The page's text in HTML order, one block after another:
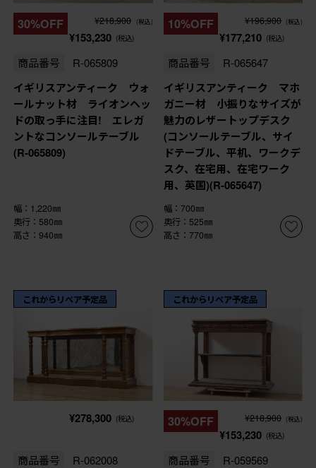
30%OFF ¥218,900 (税込)
¥153,230 (税込)
商品番号 R-065809
イギリスアンティーク ウォ
ールナット材 ライオンヘッ
ドの取っ手に注目! エレガ
ントなコンソールテーブル
(R-065809)
幅：1,220㎜
奥行：580㎜
高さ：940㎜
10%OFF ¥196,900 (税込)
¥177,210 (税込)
商品番号 R-065647
イギリスアンティーク マホ
ガニー材 小振りなサイズが
魅力のレザートップデスク
(コンソールテーブル、サイ
ドテーブル、平机、ワークデ
スク、在宅用、在宅ワーク
用、英国)(R-065647)
幅：700㎜
奥行：525㎜
高さ：770㎜
これからリペア予定品
¥278,300 (税込)
商品番号 R-062008
これからリペア予定品
30%OFF ¥218,900 (税込)
¥153,230 (税込)
商品番号 R-059569